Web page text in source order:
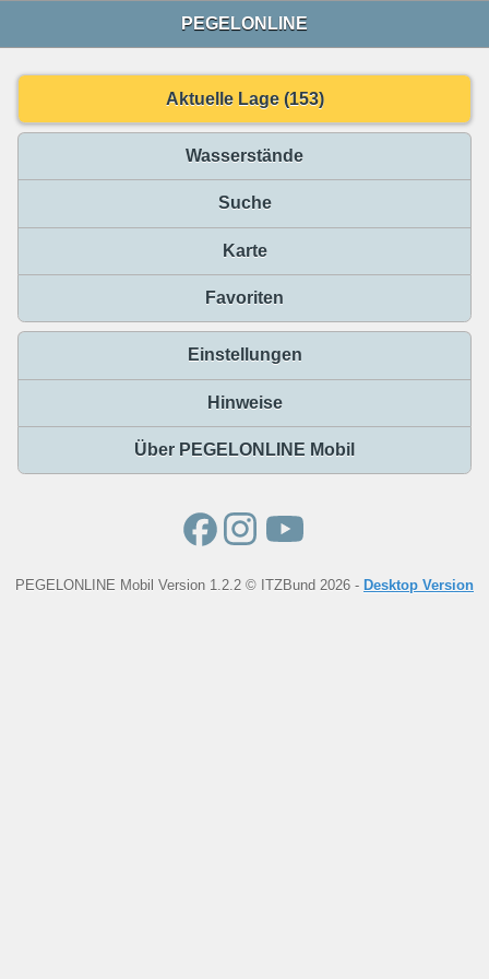
PEGELONLINE
Aktuelle Lage (153)
Wasserstände
Suche
Karte
Favoriten
Einstellungen
Hinweise
Über PEGELONLINE Mobil
PEGELONLINE Mobil Version 1.2.2 © ITZBund 2026 - Desktop Version